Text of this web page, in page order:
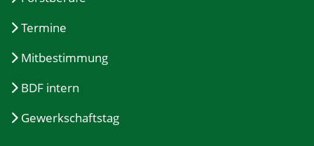
Termine
Mitbestimmung
BDF intern
Gewerkschaftstag